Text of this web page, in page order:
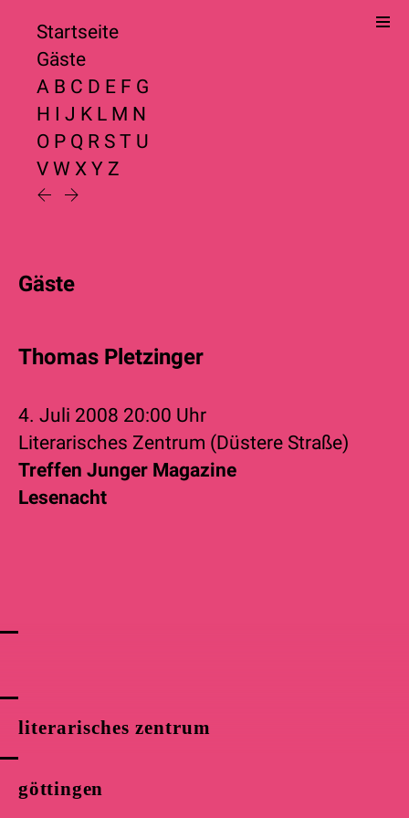
literarisches zentrum
göttingen
Startseite
Gäste
A B C D E F G
H I J K L M N
O P Q R S T U
V W X Y Z
Gäste
Thomas Pletzinger
4. Juli 2008 20:00 Uhr
Literarisches Zentrum (Düstere Straße)
Treffen Junger Magazine
Lesenacht